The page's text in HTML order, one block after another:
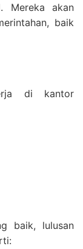
Mereka akan
baik
di kantor
baik, lulusan